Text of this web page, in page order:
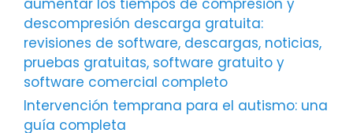
aumentar los tiempos de compresión y
descompresión descarga gratuita:
revisiones de software, descargas, noticias,
pruebas gratuitas, software gratuito y
software comercial completo
Intervención temprana para el autismo: una
guía completa